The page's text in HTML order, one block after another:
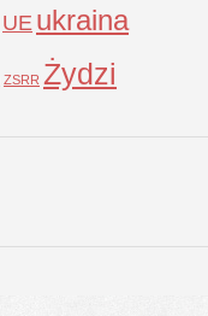
UE ukraina
ZSRR Żydzi